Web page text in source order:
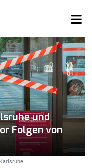
und
Folgen von